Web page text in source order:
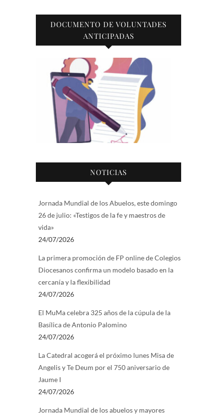
DOCUMENTO DE VOLUNTADES
ANTICIPADAS
NOTICIAS
Jornada Mundial de los Abuelos, este domingo
26 de julio: «Testigos de la fe y maestros de
vida»
24/07/2026
La primera promoción de FP online de Colegios
Diocesanos confirma un modelo basado en la
cercanía y la flexibilidad
24/07/2026
El MuMa celebra 325 años de la cúpula de la
Basílica de Antonio Palomino
24/07/2026
La Catedral acogerá el próximo lunes Misa de
Angelis y Te Deum por el 750 aniversario de
Jaume I
24/07/2026
Jornada Mundial de los abuelos y mayores